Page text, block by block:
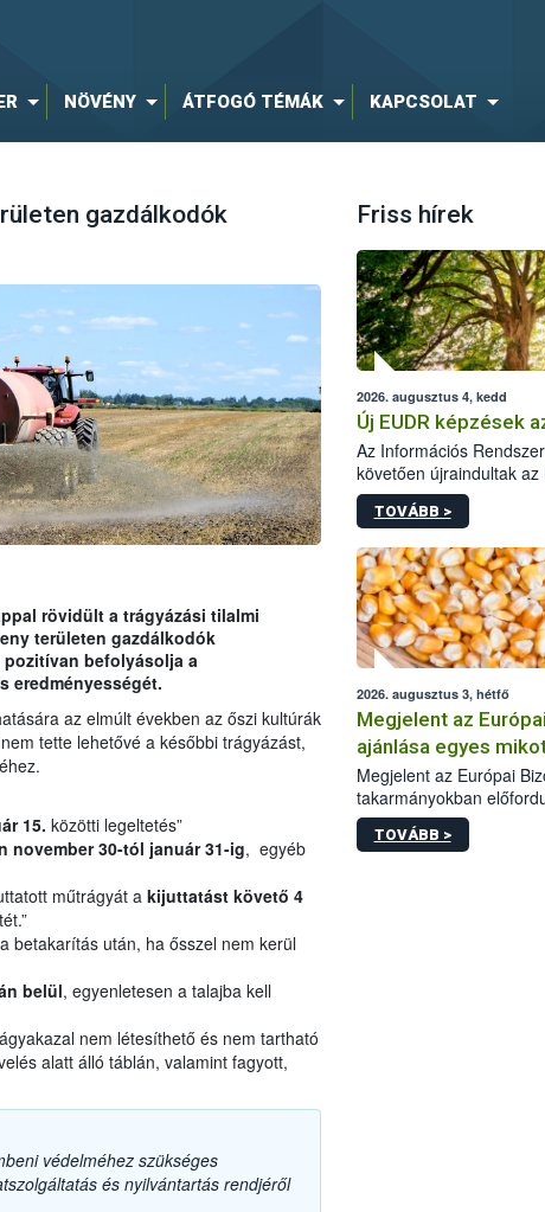
NÖVÉNY ÁTFOGÓ TÉMÁK KAPCSOLAT
gazdálkodók
rövidült a trágyázási tilalmi
területen gazdálkodók
befolyásolja a
eredményességét.
az elmúlt években az őszi kultúrák
tette lehetővé a későbbi trágyázást,
15. közötti legeltetés”
november 30-tól január 31-ig, egyéb
műtrágyát a kijuttatást követő 4
után, ha ősszel nem kerül
belül, egyenletesen a talajba kell
nem létesíthető és nem tartható
alatt álló táblán, valamint fagyott,
védelméhez szükséges
és nyilvántartás rendjéről
Friss hírek
2026. augusztus 4, kedd
Új EUDR képzések
Az Információs
követően újraindultak az
szereplőknek szóló
TOVÁBB >
2026. augusztus 3, hétfő
Megjelent az
ajánlása egyes
takarmányokban
Megjelent az Európai
takarmányokban
kapcsolatban. A
irányértékek
TOVÁBB >